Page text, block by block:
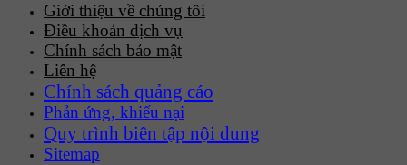
Giới thiệu về chúng tôi
Điều khoản dịch vụ
Chính sách bảo mật
Liên hệ
Chính sách quảng cáo
Phản ứng, khiếu nại
Quy trình biên tập nội dung
Sitemap